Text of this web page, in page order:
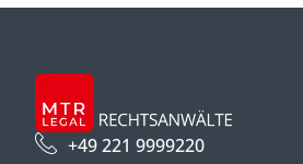
+49 221 9999220